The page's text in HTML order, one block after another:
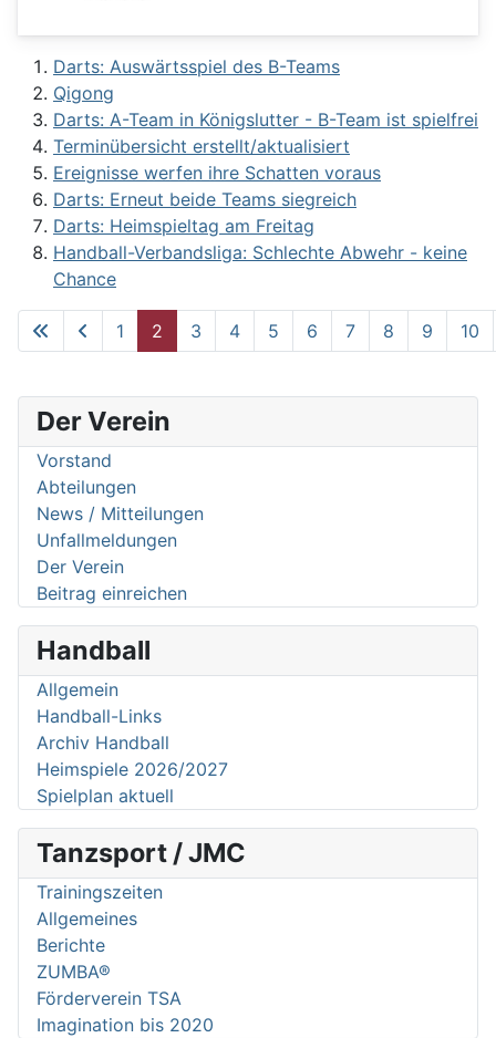
Der Verein
Vorstand
Abteilungen
News / Mitteilungen
Unfallmeldungen
Der Verein
Beitrag einreichen
Handball
Allgemein
Handball-Links
Archiv Handball
Heimspiele 2026/2027
Spielplan aktuell
Tanzsport / JMC
Trainingszeiten
Allgemeines
Berichte
ZUMBA®
Förderverein TSA
Imagination bis 2020
Darts: Auswärtsspiel des B-Teams
Qigong
Darts: A-Team in Königslutter - B-Team ist spielfrei
Terminübersicht erstellt/aktualisiert
Ereignisse werfen ihre Schatten voraus
Darts: Erneut beide Teams siegreich
Darts: Heimspieltag am Freitag
Handball-Verbandsliga: Schlechte Abwehr - keine
Chance
Seite 2 von 62
1 2 3 4 5 6 7 8 9 10